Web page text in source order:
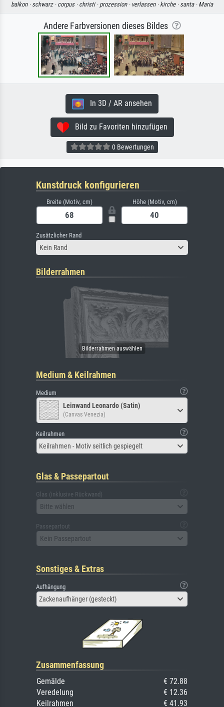
balkon · schwarz · corpus · christi · prozession · verlassen · kirche · santa · Maria
Andere Farbversionen dieses Bildes
In 3D / AR ansehen
Bild zu Favoriten hinzufügen
0 Bewertungen
Kunstdruck konfigurieren
Breite (Motiv, cm) Höhe (Motiv, cm)
Zusätzlicher Rand
Kein Rand
Bilderrahmen
Medium & Keilrahmen
Medium
Leinwand Leonardo (Satin)
(Canvas Venezia)
Keilrahmen
Keilrahmen - Motiv seitlich gespiegelt
Glas & Passepartout
Glas (inklusive Rückwand)
Bitte wählen
Passepartout
Kein Passepartout
Sonstiges & Extras
Aufhängung
Zackenaufhänger (gesteckt)
Zusammenfassung
Gemälde
€ 72.88
Veredelung
€ 12.36
Keilrahmen
€ 41.93